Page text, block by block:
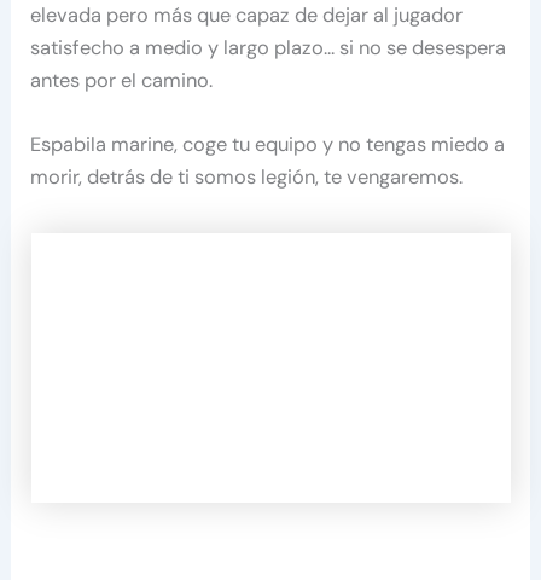
elevada pero más que capaz de dejar al jugador
satisfecho a medio y largo plazo… si no se desespera
antes por el camino.
Espabila marine, coge tu equipo y no tengas miedo a
morir, detrás de ti somos legión, te vengaremos.